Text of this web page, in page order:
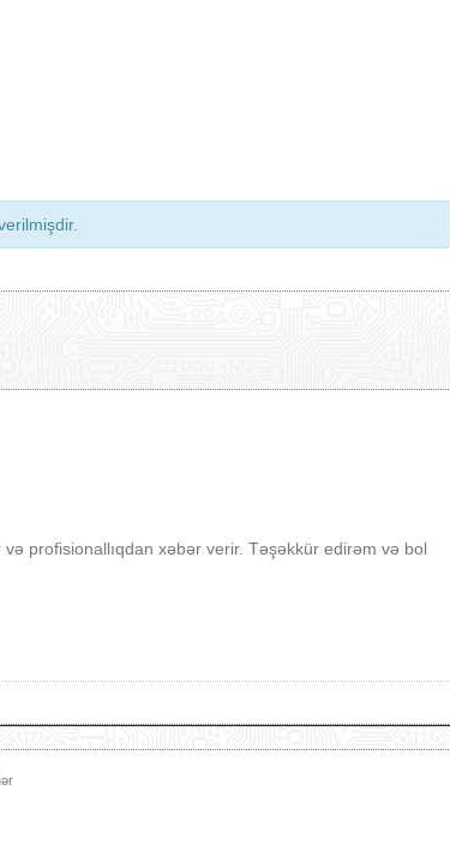
profisionallıqdan xəbər verir. Təşəkkür edirəm və bol